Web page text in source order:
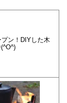
ン！DIYした木